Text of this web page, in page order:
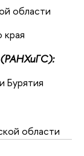
области
(РАНХиГС):
области